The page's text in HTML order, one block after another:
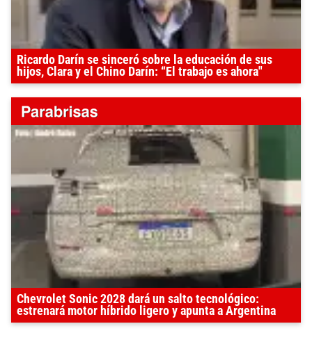
Ricardo Darín se sinceró sobre la educación de sus
hijos, Clara y el Chino Darín: “El trabajo es ahora"
Chevrolet Sonic 2028 dará un salto tecnológico:
estrenará motor híbrido ligero y apunta a Argentina